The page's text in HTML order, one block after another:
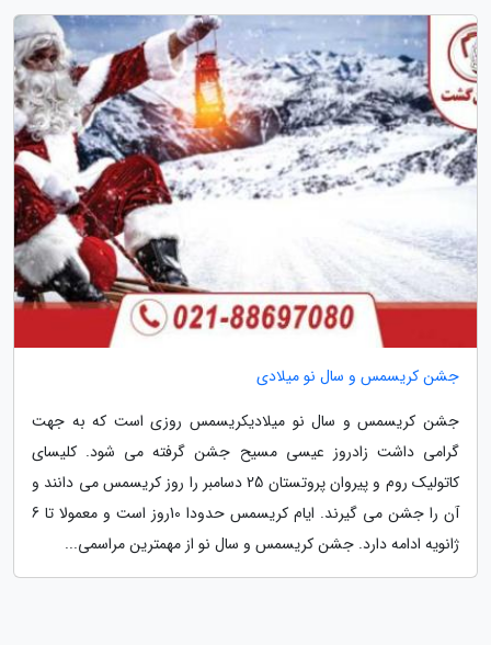
جشن کریسمس و سال نو میلادی
جشن کریسمس و سال نو میلادیکریسمس روزی است که به جهت
گرامی داشت زادروز عیسی مسیح جشن گرفته می شود. کلیسای
کاتولیک روم و پیروان پروتستان 25 دسامبر را روز کریسمس می دانند و
آن را جشن می گیرند. ایام کریسمس حدودا 10روز است و معمولا تا 6
ژانویه ادامه دارد. جشن کریسمس و سال نو از مهمترین مراسمی...